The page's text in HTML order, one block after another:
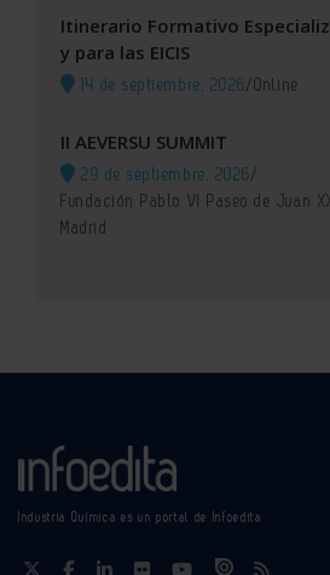
Itinerario Formativo
y para las EICIS
14 de septiembre, 2026/Online
II AEVERSU SUMMIT
29 de septiembre, 2026/
Fundación Pablo VI Paseo de Juan
Madrid
Industria Química es un portal de Infoedita